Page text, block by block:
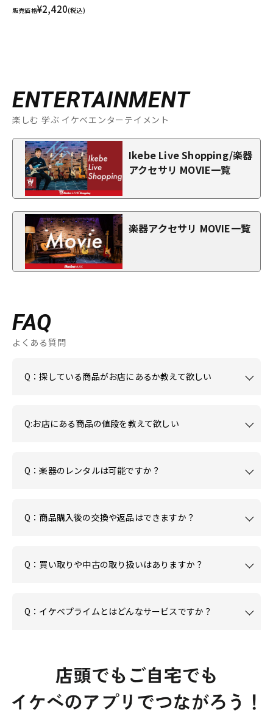
販売価格¥2,420(税込)
ENTERTAINMENT
楽しむ 学ぶ イケベエンターテイメント
Ikebe Live Shopping/楽器
アクセサリ MOVIE一覧
楽器アクセサリ MOVIE一覧
FAQ
よくある質問
Q：探している商品がお店にあるか教えて欲しい
Q:お店にある商品の値段を教えて欲しい
Q：楽器のレンタルは可能ですか？
Q：商品購入後の交換や返品はできますか？
Q：買い取りや中古の取り扱いはありますか？
Q：イケベプライムとはどんなサービスですか？